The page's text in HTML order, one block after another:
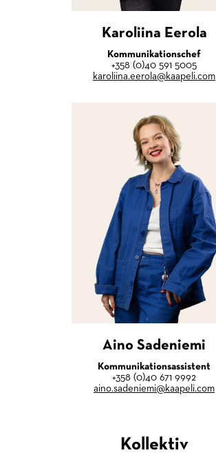
Karoliina Eerola
Kommunikationschef
+358 (0)40 591 5005
karoliina.eerola@kaapeli.com
Aino Sadeniemi
Kommunikationsassistent
+358 (0)40 671 9992
aino.sadeniemi@kaapeli.com
Kollektiv